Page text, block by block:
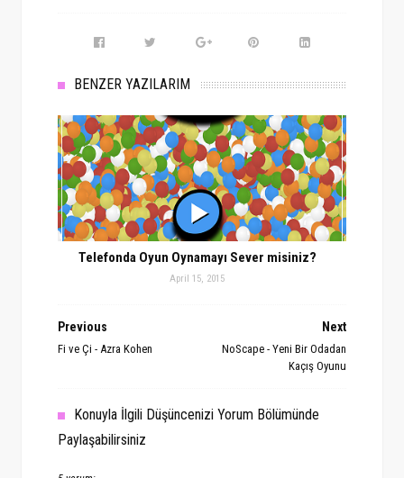
BENZER YAZILARIM
Telefonda Oyun Oynamayı Sever misiniz?
April 15, 2015
Next
NoScape - Yeni Bir Odadan
Kaçış Oyunu
Previous
Fi ve Çi - Azra Kohen
Konuyla İlgili Düşüncenizi Yorum Bölümünde
Paylaşabilirsiniz